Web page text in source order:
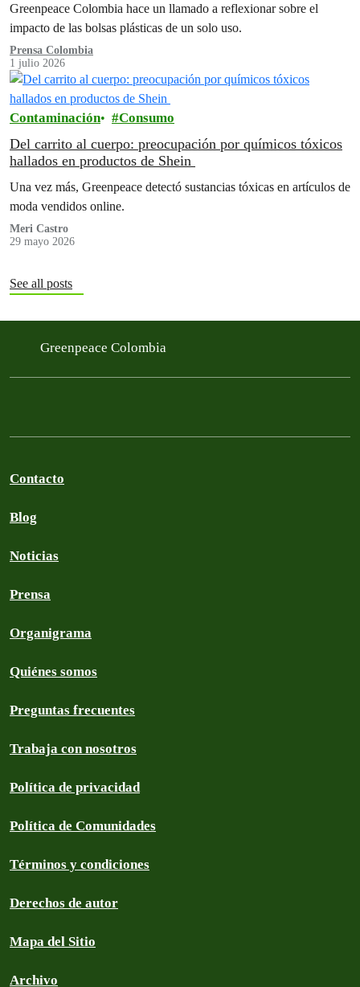
Greenpeace Colombia hace un llamado a reflexionar sobre el
impacto de las bolsas plásticas de un solo uso.
Prensa Colombia
1 julio 2026
Contaminación Consumo
Del carrito al cuerpo: preocupación por químicos tóxicos
hallados en productos de Shein
Una vez más, Greenpeace detectó sustancias tóxicas en artículos de
moda vendidos online.
Meri Castro
29 mayo 2026
See all posts
Greenpeace Colombia
Contacto
Blog
Noticias
Prensa
Organigrama
Quiénes somos
Preguntas frecuentes
Trabaja con nosotros
Política de privacidad
Política de Comunidades
Términos y condiciones
Derechos de autor
Mapa del Sitio
Archivo